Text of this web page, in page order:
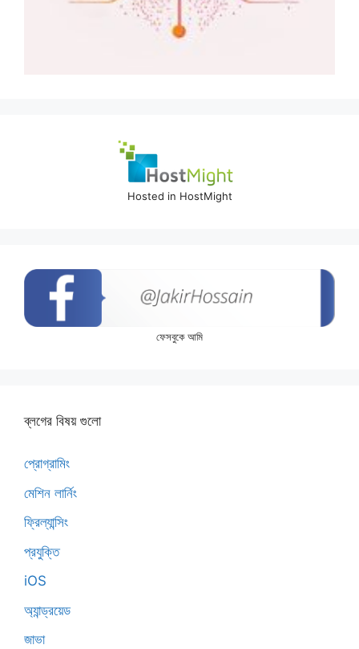
Hosted in HostMight
ফেসবুকে আমি
ব্লগের বিষয় গুলো
প্রোগ্রামিং
মেশিন লার্নিং
ফ্রিল্যান্সিং
প্রযুক্তি
iOS
অ্যান্ড্রয়েড
জাভা